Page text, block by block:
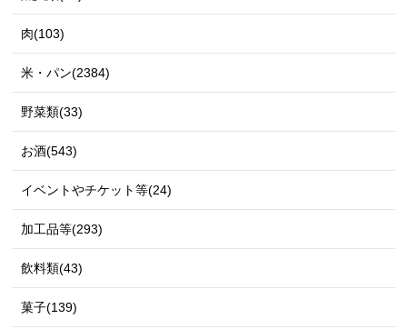
肉(103)
米・パン(2384)
野菜類(33)
お酒(543)
イベントやチケット等(24)
加工品等(293)
飲料類(43)
菓子(139)